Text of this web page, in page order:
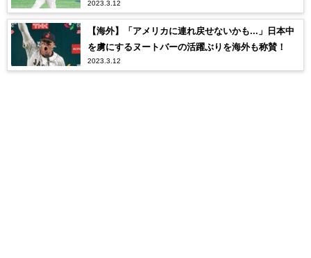
2023.3.12
【海外】「アメリカに連れ戻せないかも...」日本中
を虜にするヌートバーの活躍ぶりを海外も称賛！
2023.3.12